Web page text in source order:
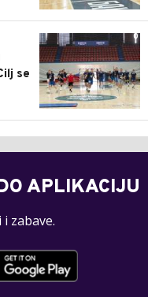
0
se
APLIKACIJU
zabave.